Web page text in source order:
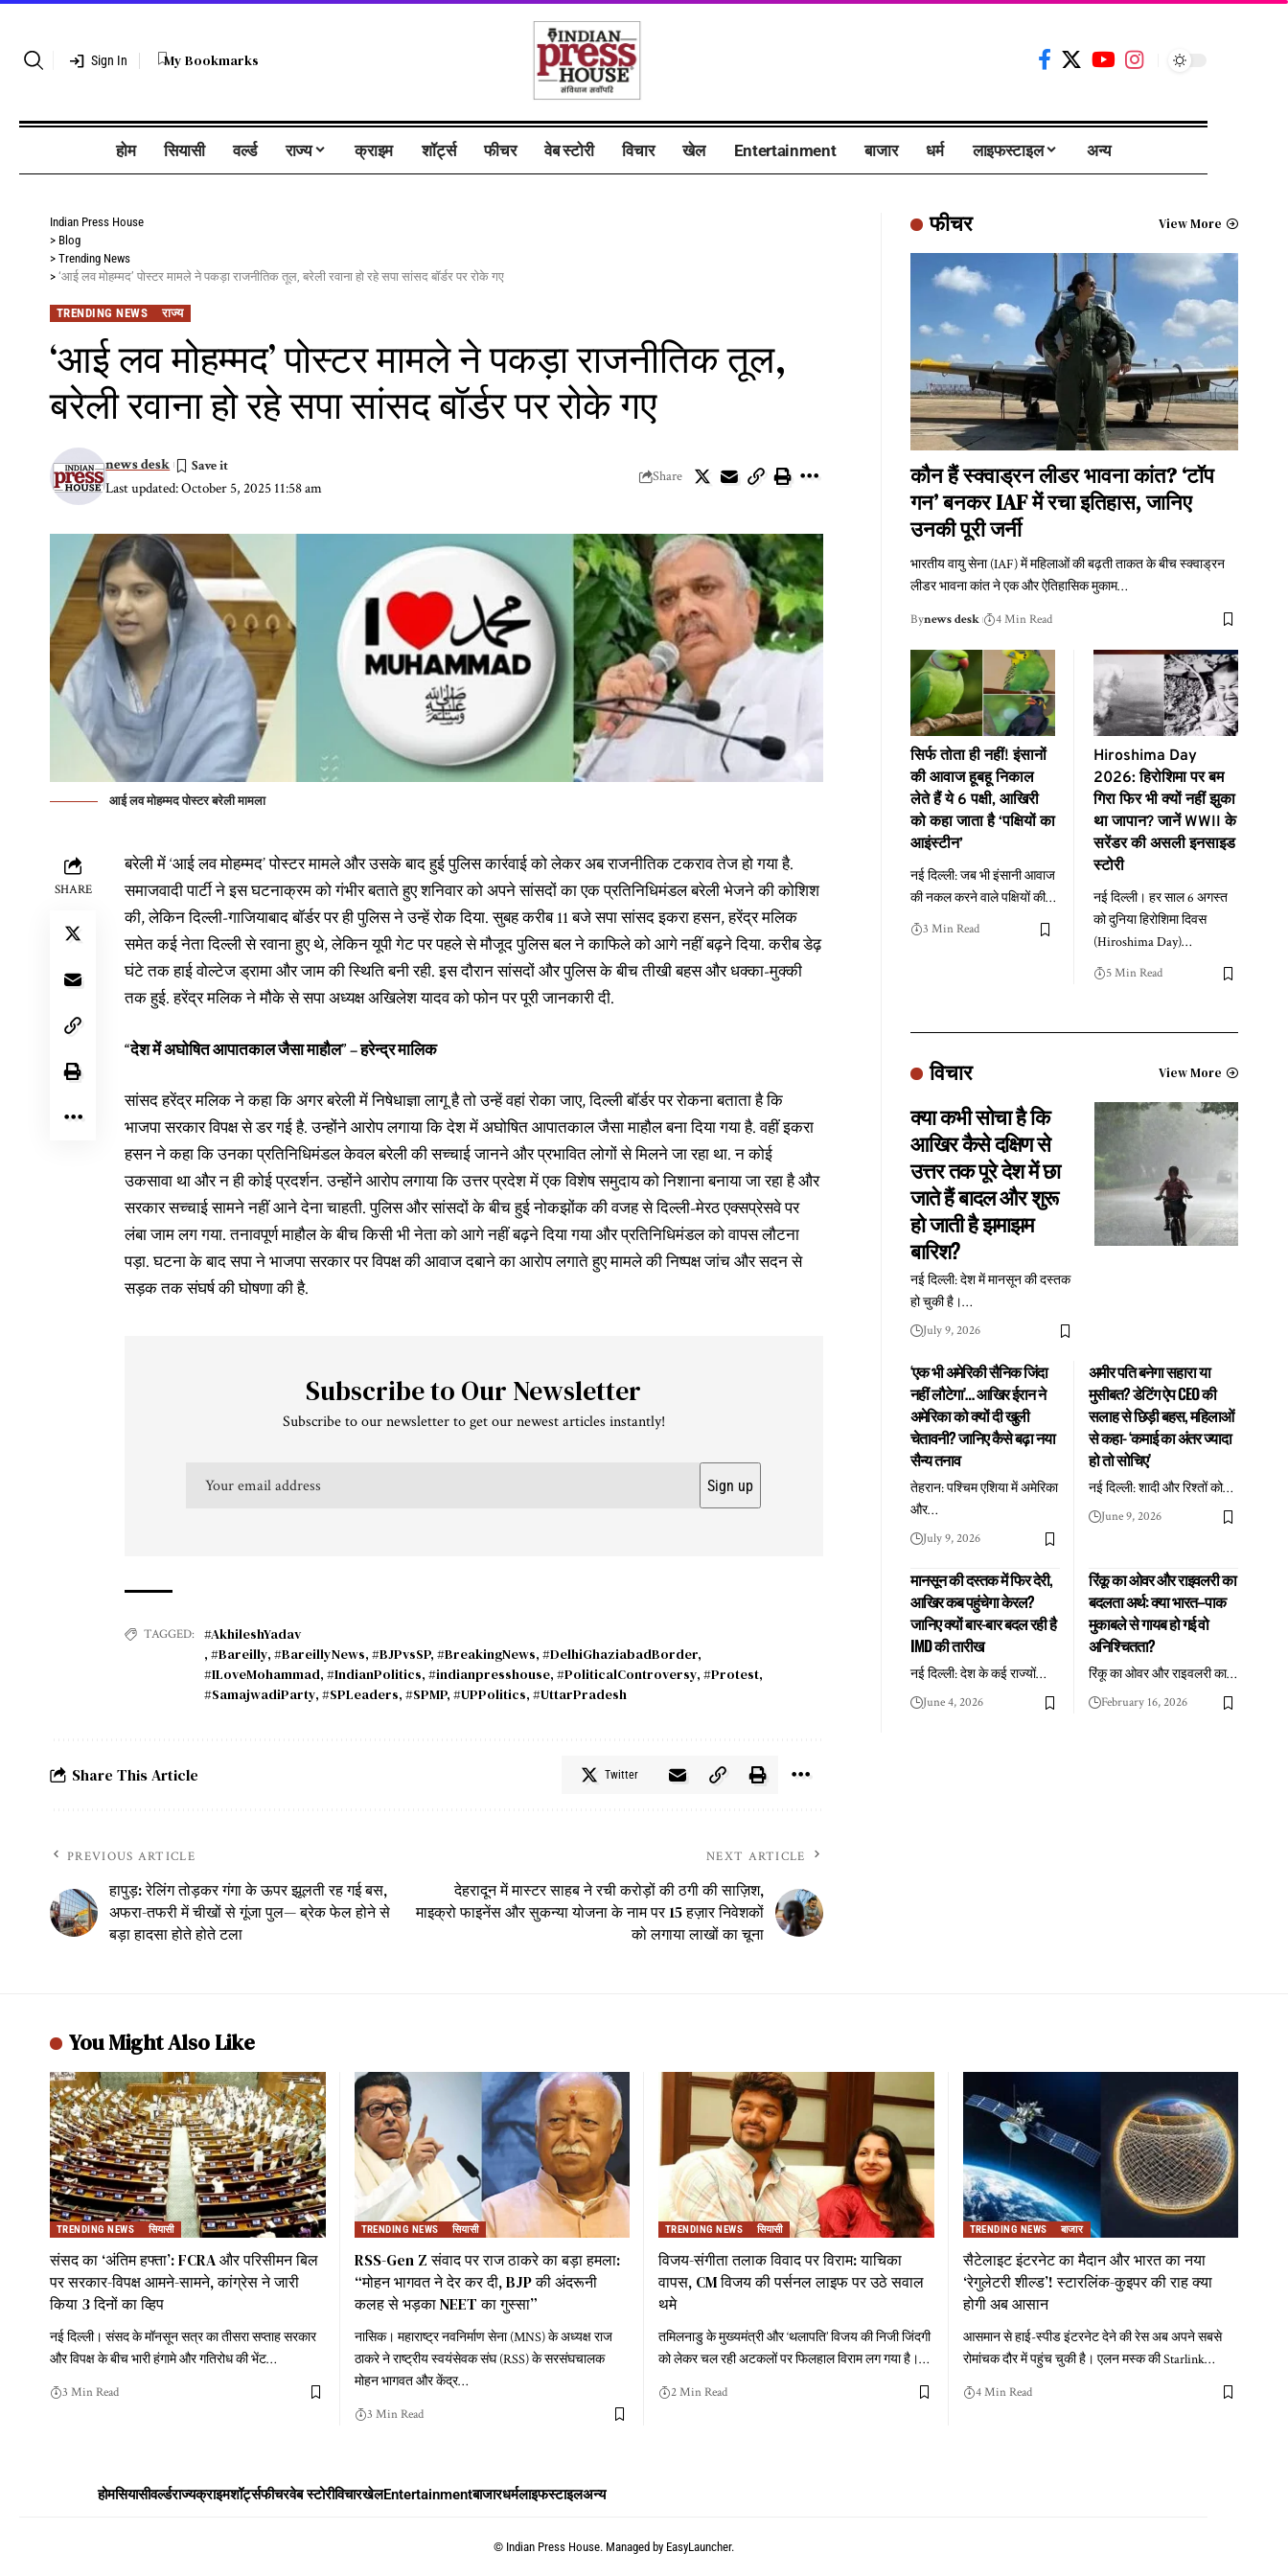
Sign In My Bookmarks
होम सियासी वर्ल्ड राज्य क्राइम शॉर्ट्स फीचर वेब स्टोरी विचार खेल Entertainment बाजार धर्म लाइफस्टाइल अन्य
Indian Press House
> Blog
> Trending News
> ‘आई लव मोहम्मद’ पोस्टर मामले ने पकड़ा राजनीतिक तूल, बरेली रवाना हो रहे सपा सांसद बॉर्डर पर रोके गए
TRENDING NEWS राज्य
‘आई लव मोहम्मद’ पोस्टर मामले ने पकड़ा राजनीतिक तूल,
बरेली रवाना हो रहे सपा सांसद बॉर्डर पर रोके गए
Last updated: October 5, 2025 11:58 am
news desk
Share
आई लव मोहम्मद पोस्टर बरेली मामला
SHARE
बरेली में ‘आई लव मोहम्मद’ पोस्टर मामले और उसके बाद हुई पुलिस कार्रवाई को लेकर अब राजनीतिक टकराव तेज हो गया है.
समाजवादी पार्टी ने इस घटनाक्रम को गंभीर बताते हुए शनिवार को अपने सांसदों का एक प्रतिनिधिमंडल बरेली भेजने की कोशिश
की, लेकिन दिल्ली-गाजियाबाद बॉर्डर पर ही पुलिस ने उन्हें रोक दिया. सुबह करीब 11 बजे सपा सांसद इकरा हसन, हरेंद्र मलिक
समेत कई नेता दिल्ली से रवाना हुए थे, लेकिन यूपी गेट पर पहले से मौजूद पुलिस बल ने काफिले को आगे नहीं बढ़ने दिया. करीब डेढ़
घंटे तक हाई वोल्टेज ड्रामा और जाम की स्थिति बनी रही. इस दौरान सांसदों और पुलिस के बीच तीखी बहस और धक्का-मुक्की
तक हुई. हरेंद्र मलिक ने मौके से सपा अध्यक्ष अखिलेश यादव को फोन पर पूरी जानकारी दी.
“देश में अघोषित आपातकाल जैसा माहौल”–हरेन्द्र मालिक
सांसद हरेंद्र मलिक ने कहा कि अगर बरेली में निषेधाज्ञा लागू है तो उन्हें वहां रोका जाए, दिल्ली बॉर्डर पर रोकना बताता है कि
भाजपा सरकार विपक्ष से डर गई है. उन्होंने आरोप लगाया कि देश में अघोषित आपातकाल जैसा माहौल बना दिया गया है. वहीं इकरा
हसन ने कहा कि उनका प्रतिनिधिमंडल केवल बरेली की सच्चाई जानने और प्रभावित लोगों से मिलने जा रहा था. न कोई
उकसावा था और न ही कोई प्रदर्शन. उन्होंने आरोप लगाया कि उत्तर प्रदेश में एक विशेष समुदाय को निशाना बनाया जा रहा है और
सरकार सच्चाई सामने नहीं आने देना चाहती. पुलिस और सांसदों के बीच हुई नोकझोंक की वजह से दिल्ली-मेरठ एक्सप्रेसवे पर
लंबा जाम लग गया. तनावपूर्ण माहौल के बीच किसी भी नेता को आगे नहीं बढ़ने दिया गया और प्रतिनिधिमंडल को वापस लौटना
पड़ा. घटना के बाद सपा ने भाजपा सरकार पर विपक्ष की आवाज दबाने का आरोप लगाते हुए मामले की निष्पक्ष जांच और सदन से
सड़क तक संघर्ष की घोषणा की है.
Subscribe to Our Newsletter
Subscribe to our newsletter to get our newest articles instantly!
TAGGED:
#AkhileshYadav
, #Bareilly, #BareillyNews, #BJPvsSP, #BreakingNews, #DelhiGhaziabadBorder,
#ILoveMohammad, #IndianPolitics, #indianpresshouse, #PoliticalControversy, #Protest,
#SamajwadiParty, #SPLeaders, #SPMP, #UPPolitics, #UttarPradesh
Share This Article Twitter
PREVIOUS ARTICLE
हापुड़: रेलिंग तोड़कर गंगा के ऊपर झूलती रह गई बस,
अफरा-तफरी में चीखों से गूंजा पुल— ब्रेक फेल होने से
बड़ा हादसा होते होते टला
NEXT ARTICLE
देहरादून में मास्टर साहब ने रची करोड़ों की ठगी की साज़िश,
माइक्रो फाइनेंस और सुकन्या योजना के नाम पर 15 हज़ार निवेशकों
को लगाया लाखों का चूना
फीचर View More
कौन हैं स्क्वाड्रन लीडर भावना कांत? ‘टॉप
गन’ बनकर IAF में रचा इतिहास, जानिए
उनकी पूरी जर्नी
भारतीय वायु सेना (IAF) में महिलाओं की बढ़ती ताकत के बीच स्क्वाड्रन
लीडर भावना कांत ने एक और ऐतिहासिक मुकाम…
Bynews desk 4 Min Read
सिर्फ तोता ही नहीं! इंसानों
की आवाज हूबहू निकाल
लेते हैं ये 6 पक्षी, आखिरी
को कहा जाता है ‘पक्षियों का
आइंस्टीन’
नई दिल्ली: जब भी इंसानी आवाज
की नकल करने वाले पक्षियों की…
3 Min Read
Hiroshima Day
2026: हिरोशिमा पर बम
गिरा फिर भी क्यों नहीं झुका
था जापान? जानें WWII के
सरेंडर की असली इनसाइड
स्टोरी
नई दिल्ली। हर साल 6 अगस्त
को दुनिया हिरोशिमा दिवस
(Hiroshima Day)…
5 Min Read
विचार View More
क्या कभी सोचा है कि
आखिर कैसे दक्षिण से
उत्तर तक पूरे देश में छा
जाते हैं बादल और शुरू
हो जाती है झमाझम
बारिश?
नई दिल्ली: देश में मानसून की दस्तक
हो चुकी है।…
July 9, 2026
‘एक भी अमेरिकी सैनिक जिंदा
नहीं लौटेगा’… आखिर ईरान ने
अमेरिका को क्यों दी खुली
चेतावनी? जानिए कैसे बढ़ा नया
सैन्य तनाव
तेहरान: पश्चिम एशिया में अमेरिका
और…
July 9, 2026
अमीर पति बनेगा सहारा या
मुसीबत? डेटिंग ऐप CEO की
सलाह से छिड़ी बहस, महिलाओं
से कहा- ‘कमाई का अंतर ज्यादा
हो तो सोचिए’
नई दिल्ली: शादी और रिश्तों को…
June 9, 2026
मानसून की दस्तक में फिर देरी,
आखिर कब पहुंचेगा केरल?
जानिए क्यों बार-बार बदल रही है
IMD की तारीख
नई दिल्ली: देश के कई राज्यों…
June 4, 2026
रिंकू का ओवर और राइवलरी का
बदलता अर्थ: क्या भारत–पाक
मुकाबले से गायब हो गई वो
अनिश्चितता?
रिंकू का ओवर और राइवलरी का…
February 16, 2026
You Might Also Like
TRENDING NEWS सियासी
संसद का ‘अंतिम हफ्ता’: FCRA और परिसीमन बिल
पर सरकार-विपक्ष आमने-सामने, कांग्रेस ने जारी
किया 3 दिनों का व्हिप
नई दिल्ली। संसद के मॉनसून सत्र का तीसरा सप्ताह सरकार
और विपक्ष के बीच भारी हंगामे और गतिरोध की भेंट…
3 Min Read
TRENDING NEWS सियासी
RSS-Gen Z संवाद पर राज ठाकरे का बड़ा हमला:
“मोहन भागवत ने देर कर दी, BJP की अंदरूनी
कलह से भड़का NEET का गुस्सा”
नासिक। महाराष्ट्र नवनिर्माण सेना (MNS) के अध्यक्ष राज
ठाकरे ने राष्ट्रीय स्वयंसेवक संघ (RSS) के सरसंघचालक
मोहन भागवत और केंद्र…
3 Min Read
TRENDING NEWS सियासी
विजय-संगीता तलाक विवाद पर विराम: याचिका
वापस, CM विजय की पर्सनल लाइफ पर उठे सवाल
थमे
तमिलनाडु के मुख्यमंत्री और ‘थलापति’ विजय की निजी जिंदगी
को लेकर चल रही अटकलों पर फिलहाल विराम लग गया है।…
2 Min Read
TRENDING NEWS बाजार
सैटेलाइट इंटरनेट का मैदान और भारत का नया
‘रेगुलेटरी शील्ड’! स्टारलिंक-कुइपर की राह क्या
होगी अब आसान
आसमान से हाई-स्पीड इंटरनेट देने की रेस अब अपने सबसे
रोमांचक दौर में पहुंच चुकी है। एलन मस्क की Starlink…
4 Min Read
होमसियासीवर्ल्डराज्यक्राइमशॉर्ट्सफीचरवेब स्टोरीविचारखेलEntertainmentबाजारधर्मलाइफस्टाइलअन्य
© Indian Press House. Managed by EasyLauncher.